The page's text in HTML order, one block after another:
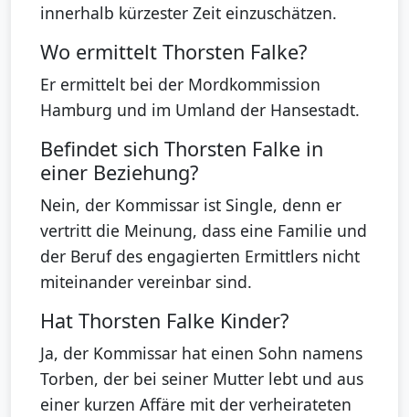
innerhalb kürzester Zeit einzuschätzen.
Wo ermittelt Thorsten Falke?
Er ermittelt bei der Mordkommission
Hamburg und im Umland der Hansestadt.
Befindet sich Thorsten Falke in
einer Beziehung?
Nein, der Kommissar ist Single, denn er
vertritt die Meinung, dass eine Familie und
der Beruf des engagierten Ermittlers nicht
miteinander vereinbar sind.
Hat Thorsten Falke Kinder?
Ja, der Kommissar hat einen Sohn namens
Torben, der bei seiner Mutter lebt und aus
einer kurzen Affäre mit der verheirateten